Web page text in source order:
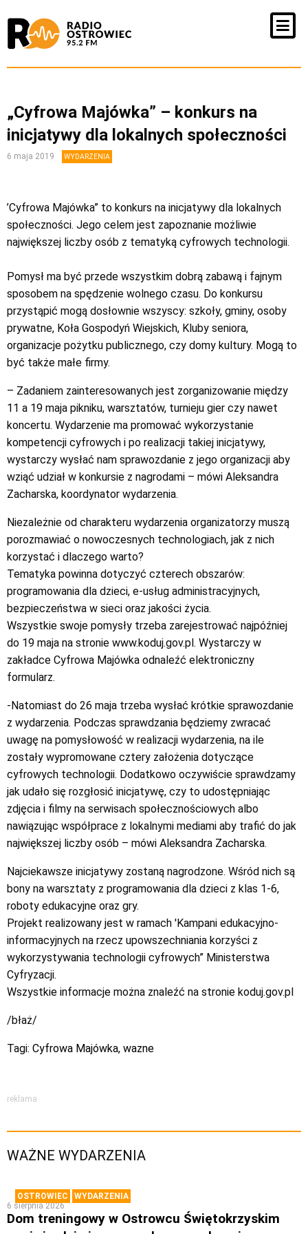
„Cyfrowa Majówka” – konkurs na
inicjatywy dla lokalnych społeczności
6 maja 2019 WYDARZENIA
’Cyfrowa Majówka” to konkurs na inicjatywy dla lokalnych
społeczności. Jego celem jest zapoznanie możliwie
największej liczby osób z tematyką cyfrowych technologii.
Pomysł ma być przede wszystkim dobrą zabawą i fajnym
sposobem na spędzenie wolnego czasu. Do konkursu
przystąpić mogą dosłownie wszyscy: szkoły, gminy, osoby
prywatne, Koła Gospodyń Wiejskich, Kluby seniora,
organizacje pożytku publicznego, czy domy kultury. Mogą to
być także małe firmy.
– Zadaniem zainteresowanych jest zorganizowanie między
11 a 19 maja pikniku, warsztatów, turnieju gier czy nawet
koncertu. Wydarzenie ma promować wykorzystanie
kompetencji cyfrowych i po realizacji takiej inicjatywy,
wystarczy wysłać nam sprawozdanie z jego organizacji aby
wziąć udział w konkursie z nagrodami – mówi Aleksandra
Zacharska, koordynator wydarzenia.
Niezależnie od charakteru wydarzenia organizatorzy muszą
porozmawiać o nowoczesnych technologiach, jak z nich
korzystać i dlaczego warto?
Tematyka powinna dotyczyć czterech obszarów:
programowania dla dzieci, e-usług administracyjnych,
bezpieczeństwa w sieci oraz jakości życia.
Wszystkie swoje pomysły trzeba zarejestrować najpóźniej
do 19 maja na stronie www.koduj.gov.pl. Wystarczy w
zakładce Cyfrowa Majówka odnaleźć elektroniczny
formularz.
-Natomiast do 26 maja trzeba wysłać krótkie sprawozdanie
z wydarzenia. Podczas sprawdzania będziemy zwracać
uwagę na pomysłowość w realizacji wydarzenia, na ile
zostały wypromowane cztery założenia dotyczące
cyfrowych technologii. Dodatkowo oczywiście sprawdzamy
jak udało się rozgłosić inicjatywę, czy to udostępniając
zdjęcia i filmy na serwisach społecznościowych albo
nawiązując współprace z lokalnymi mediami aby trafić do jak
największej liczby osób – mówi Aleksandra Zacharska.
Najciekawsze inicjatywy zostaną nagrodzone. Wśród nich są
bony na warsztaty z programowania dla dzieci z klas 1-6,
roboty edukacyjne oraz gry.
Projekt realizowany jest w ramach 'Kampani edukacyjno-
informacyjnych na rzecz upowszechniania korzyści z
wykorzystywania technologii cyfrowych” Ministerstwa
Cyfryzacji.
Wszystkie informacje można znaleźć na stronie koduj.gov.pl
/błaż/
Tagi: Cyfrowa Majówka, wazne
reklama
WAŻNE WYDARZENIA
OSTROWIEC
WYDARZENIA
6 sierpnia 2026
Dom treningowy w Ostrowcu Świętokrzyskim